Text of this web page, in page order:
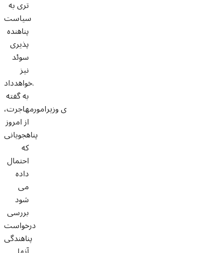
تری به
سیاست
پناهنده
پذیری
سوئد
نیز
خواهدداد.
به گفته
ی وزیرامورمهاجرت،
از امروز
پناهجویانی
که
احتمال
داده
می
شود
بررسی
درخواست
پناهندگی